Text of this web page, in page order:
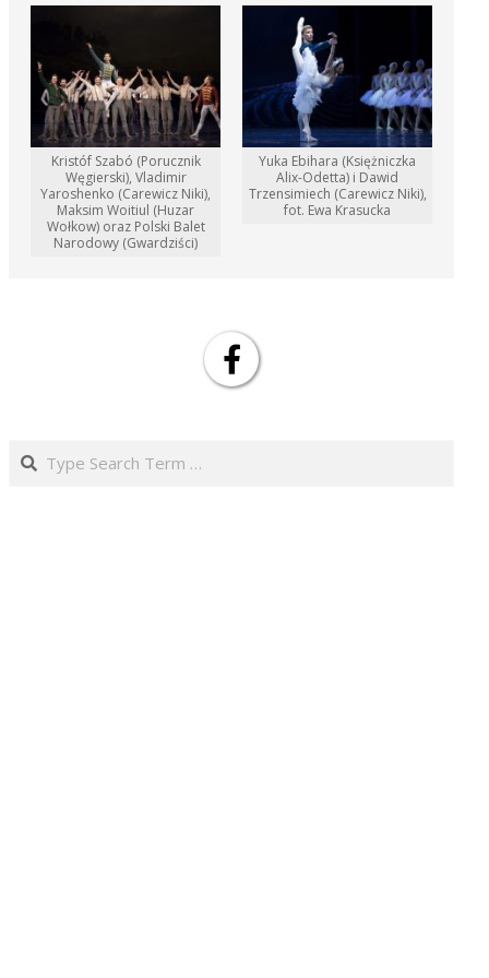
Kristóf Szabó (Porucznik
Węgierski), Vladimir
Yaroshenko (Carewicz Niki),
Maksim Woitiul (Huzar
Wołkow) oraz Polski Balet
Narodowy (Gwardziści)
Yuka Ebihara (Księżniczka
Alix-Odetta) i Dawid
Trzensimiech (Carewicz Niki),
fot. Ewa Krasucka
Search